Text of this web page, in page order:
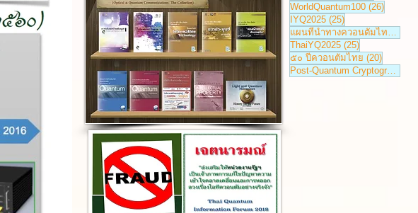
WorldQuantum100 (26)26 กระทู้
IYQ2025 (25)25 กระทู้
แผนที่นำทางควอนตัมไทย
ThaiYQ2025 (25)25 กระทู้
๕๐ ปีควอนตัมไทย (20)20 กระทู้
Post-Quantum Cryptography